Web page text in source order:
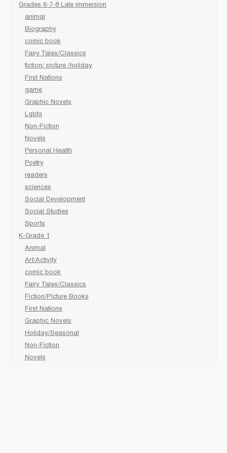
Grades 6-7-8 Late immersion
animal
Biography
comic book
Fairy Tales/Classics
fiction/ picture /holiday
First Nations
game
Graphic Novels
Lgbtq
Non-Fiction
Novels
Personal Health
Poetry
readers
sciences
Social Development
Social Studies
Sports
K-Grade 1
Animal
Art/Activity
comic book
Fairy Tales/Classics
Fiction/Picture Books
First Nations
Graphic Novels
Holiday/Seasonal
Non-Fiction
Novels